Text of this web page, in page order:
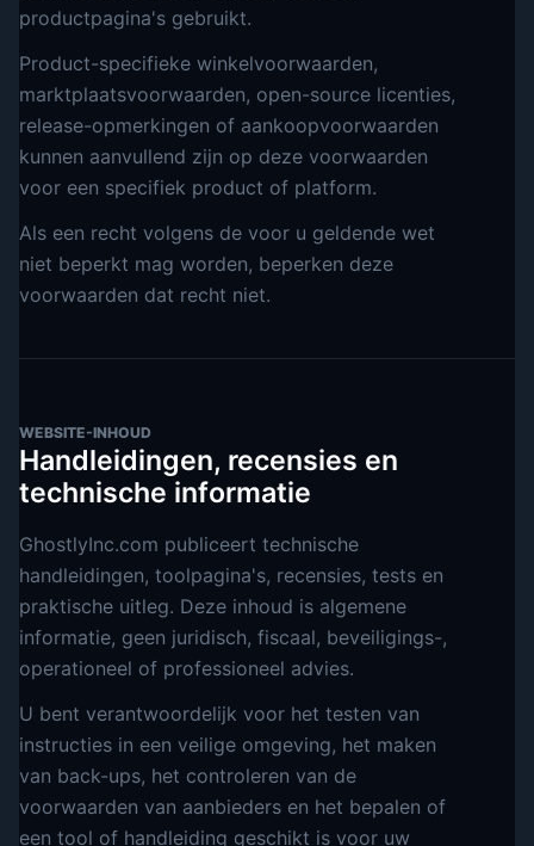
productpagina's gebruikt.
Product-specifieke winkelvoorwaarden,
marktplaatsvoorwaarden, open-source licenties,
release-opmerkingen of aankoopvoorwaarden
kunnen aanvullend zijn op deze voorwaarden
voor een specifiek product of platform.
Als een recht volgens de voor u geldende wet
niet beperkt mag worden, beperken deze
voorwaarden dat recht niet.
WEBSITE-INHOUD
Handleidingen, recensies en
technische informatie
GhostlyInc.com publiceert technische
handleidingen, toolpagina's, recensies, tests en
praktische uitleg. Deze inhoud is algemene
informatie, geen juridisch, fiscaal, beveiligings-,
operationeel of professioneel advies.
U bent verantwoordelijk voor het testen van
instructies in een veilige omgeving, het maken
van back-ups, het controleren van de
voorwaarden van aanbieders en het bepalen of
een tool of handleiding geschikt is voor uw